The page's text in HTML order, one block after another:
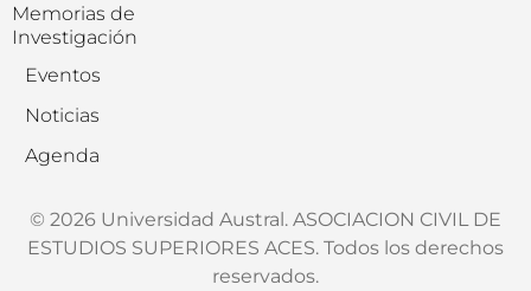
Memorias de
Investigación
Eventos
Noticias
Agenda
© 2026 Universidad Austral. ASOCIACION CIVIL DE
ESTUDIOS SUPERIORES ACES. Todos los derechos
reservados.